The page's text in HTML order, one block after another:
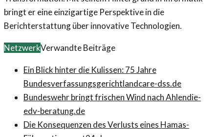
bringt er eine einzigartige Perspektive in die
Berichterstattung über innovative Technologien.
NetzwerkVerwandte Beiträge
Ein Blick hinter die Kulissen: 75 Jahre
Bundesverfassungsgerichtlandcare-dss.de
Bundeswehr bringt frischen Wind nach Ahlendie-
edv-beratung.de
Die Konsequenzen des Verlusts eines Hamas-